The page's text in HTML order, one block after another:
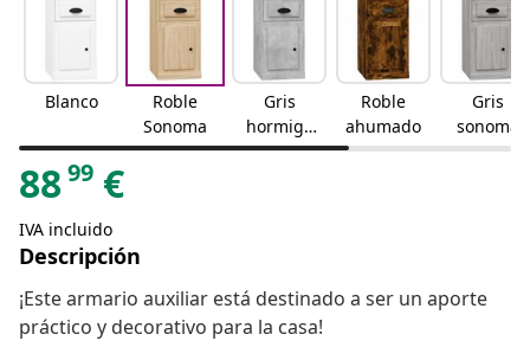
Blanco
Roble
Sonoma
Gris
hormigó
n
Roble
ahumado
Gris
sonoma
8899 €
IVA incluido
Descripción
¡Este armario auxiliar está destinado a ser un aporte
práctico y decorativo para la casa!